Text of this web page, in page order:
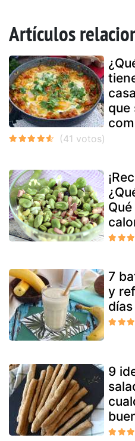
Artículos
que
7
y
9